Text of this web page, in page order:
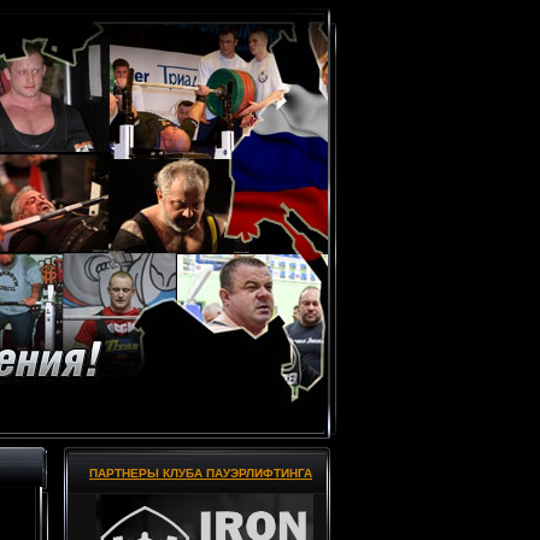
ПАРТНЕРЫ КЛУБА ПАУЭРЛИФТИНГА